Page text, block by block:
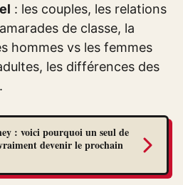
: les couples, les relations
de classe, la
hommes vs les femmes
les différences des
: voici pourquoi un seul de
devenir le prochain